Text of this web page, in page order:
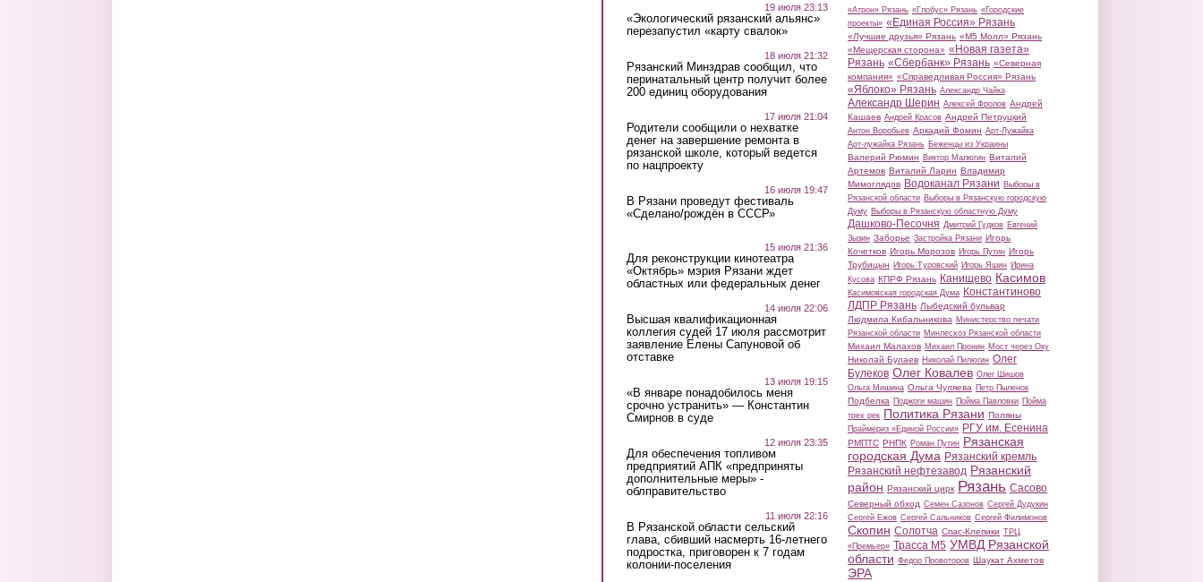
19 июля 23:13
«Экологический рязанский альянс»
перезапустил «карту свалок»
18 июля 21:32
Рязанский Минздрав сообщил, что
перинатальный центр получит более
200 единиц оборудования
17 июля 21:04
Родители сообщили о нехватке
денег на завершение ремонта в
рязанской школе, который ведется
по нацпроекту
16 июля 19:47
В Рязани проведут фестиваль
«Сделано/рождён в СССР»
15 июля 21:36
Для реконструкции кинотеатра
«Октябрь» мэрия Рязани ждет
областных или федеральных денег
14 июля 22:06
Высшая квалификационная
коллегия судей 17 июля рассмотрит
заявление Елены Сапуновой об
отставке
13 июля 19:15
«В январе понадобилось меня
срочно устранить» — Константин
Смирнов в суде
12 июля 23:35
Для обеспечения топливом
предприятий АПК «предприняты
дополнительные меры» -
облправительство
11 июля 22:16
В Рязанской области сельский
глава, сбивший насмерть 16-летнего
подростка, приговорен к 7 годам
колонии-поселения
«Атрон» Рязань «Глобус» Рязань «Городские
проекты» «Единая Россия» Рязань
«Лучшие друзья» Рязань «М5 Молл» Рязань
«Мещерская сторона» «Новая газета»
Рязань «Сбербанк» Рязань «Северная
компания» «Справедливая Россия» Рязань
«Яблоко» Рязань Александр Чайка
Александр Шерин Алексей Фролов Андрей
Кашаев Андрей Красов Андрей Петруцкий
Антон Воробьев Аркадий Фомин Арт-Лужайка
Арт-лужайка Рязань Беженцы из Украины
Валерий Рюмин Виктор Малюгин Виталий
Артемов Виталий Ларин Владимир
Мимоглядов Водоканал Рязани Выборы в
Рязанской области Выборы в Рязанскую городскую
Думу Выборы в Рязанскую областную Думу
Дашково-Песочня Дмитрий Гудков Евгений
Зызин Заборье Застройка Рязани Игорь
Кочетков Игорь Морозов Игорь Путин Игорь
Трубицын Игорь Туровский Игорь Яшин Ирина
Кусова КПРФ Рязань Канищево Касимов
Касимовская городская Дума Константиново
ЛДПР Рязань Лыбедский бульвар
Людмила Кибальникова Министерство печати
Рязанской области Минлесхоз Рязанской области
Михаил Малахов Михаил Пронин Мост через Оку
Николай Булаев Николай Пилюгин Олег
Булеков Олег Ковалев Олег Шишов
Ольга Мишина Ольга Чуляева Петр Пыленок
Подбелка Поджоги машин Пойма Павловки Пойма
трех рек Политика Рязани Поляны
Праймериз «Единой России» РГУ им. Есенина
РМПТС РНПК Роман Путин Рязанская
городская Дума Рязанский кремль
Рязанский нефтезавод Рязанский
район Рязанский цирк Рязань Сасово
Северный обход Семен Сазонов Сергей Дудукин
Сергей Ежов Сергей Сальников Сергей Филимонов
Скопин Солотча Спас-Клепики ТРЦ
«Премьер» Трасса М5 УМВД Рязанской
области Федор Провоторов Шаукат Ахметов
ЭРА